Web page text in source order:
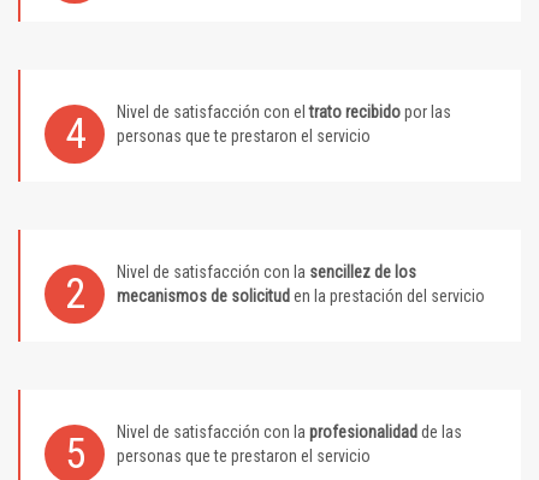
4 Nivel de satisfacción con eltrato recibidopor las
personas que te prestaron el servicio
2 Nivel de satisfacción con la sencillez de los
mecanismos de solicitud en la prestación del servicio
5 Nivel de satisfacción con la profesionalidad de las
personas que te prestaron el servicio